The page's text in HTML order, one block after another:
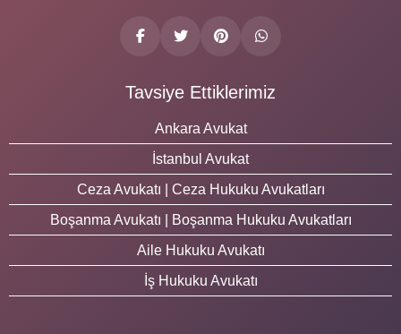
Tavsiye Ettiklerimiz
Ankara Avukat
İstanbul Avukat
Ceza Avukatı | Ceza Hukuku Avukatları
Boşanma Avukatı | Boşanma Hukuku Avukatları
Aile Hukuku Avukatı
İş Hukuku Avukatı